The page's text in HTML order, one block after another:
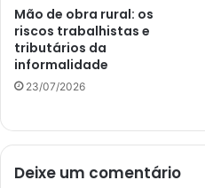
Mão de obra rural: os
riscos trabalhistas e
tributários da
informalidade
23/07/2026
Deixe um comentário